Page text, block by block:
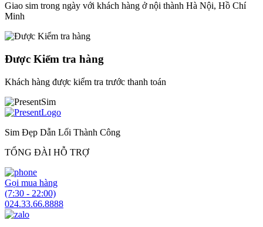
Giao sim trong ngày với khách hàng ở nội thành Hà Nội, Hồ Chí
Minh
Được Kiểm tra hàng
Khách hàng được kiểm tra trước thanh toán
Sim Đẹp Dẫn Lối Thành Công
TỔNG ĐÀI HỖ TRỢ
Gọi mua hàng
(7:30 - 22:00)
024.33.66.8888